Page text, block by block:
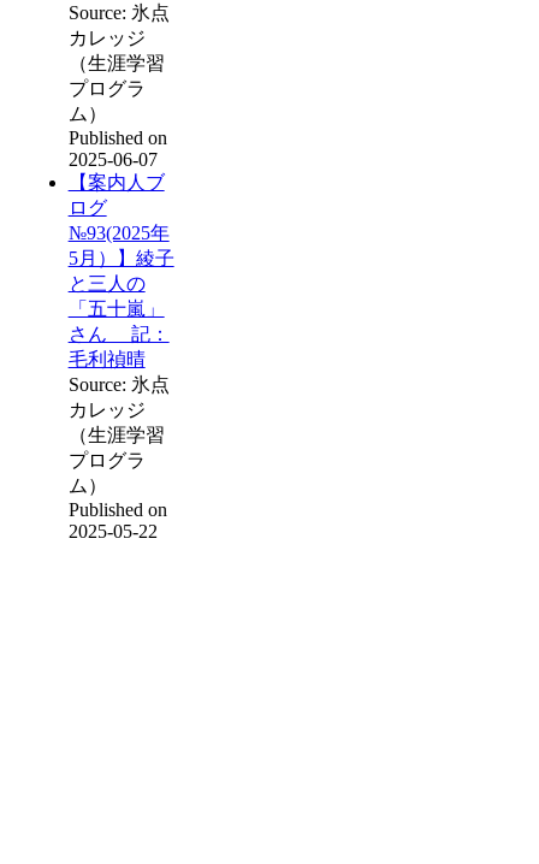
Source: 氷点
カレッジ
（生涯学習
プログラ
ム）
Published on
2025-06-07
【案内人ブ
ログ
№93(2025年
5月）】綾子
と三人の
「五十嵐」
さん 記：
毛利禎晴
Source: 氷点
カレッジ
（生涯学習
プログラ
ム）
Published on
2025-05-22